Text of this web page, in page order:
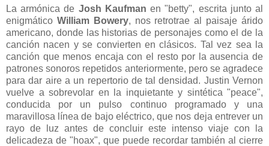
La armónica de Josh Kaufman en "betty", escrita junto al
enigmático William Bowery, nos retrotrae al paisaje árido
americano, donde las historias de personajes como el de la
canción nacen y se convierten en clásicos. Tal vez sea la
canción que menos encaja con el resto por la ausencia de
patrones sonoros repetidos anteriormente, pero se agradece
para dar aire a un repertorio de tal densidad. Justin Vernon
vuelve a sobrevolar en la inquietante y sintética "peace",
conducida por un pulso continuo programado y una
maravillosa línea de bajo eléctrico, que nos deja entrever un
rayo de luz antes de concluir este intenso viaje con la
delicadeza de "hoax", que puede recordar también al cierre